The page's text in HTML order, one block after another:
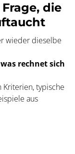
die
wieder dieselbe
rechnet sich
typische
aus